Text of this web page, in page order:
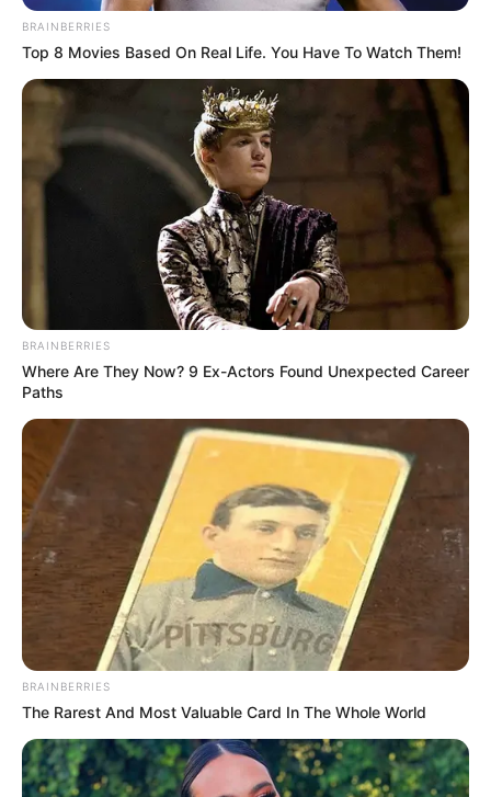
BRAINBERRIES
Top 8 Movies Based On Real Life. You Have To Watch Them!
BRAINBERRIES
Where Are They Now? 9 Ex-Actors Found Unexpected Career
Paths
BRAINBERRIES
The Rarest And Most Valuable Card In The Whole World